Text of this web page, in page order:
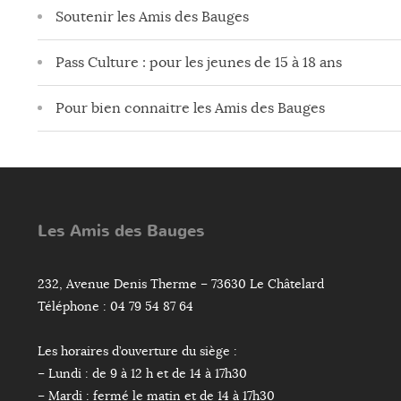
Soutenir les Amis des Bauges
Pass Culture : pour les jeunes de 15 à 18 ans
Pour bien connaitre les Amis des Bauges
Les Amis des Bauges
232, Avenue Denis Therme – 73630 Le Châtelard
Téléphone : 04 79 54 87 64
Les horaires d’ouverture du siège :
– Lundi : de 9 à 12 h et de 14 à 17h30
– Mardi : fermé le matin et de 14 à 17h30